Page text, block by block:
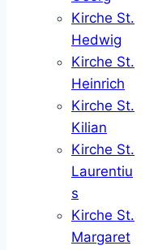
Kirche St.
Hedwig
Kirche St.
Heinrich
Kirche St.
Kilian
Kirche St.
Laurentiu
s
Kirche St.
Margaret